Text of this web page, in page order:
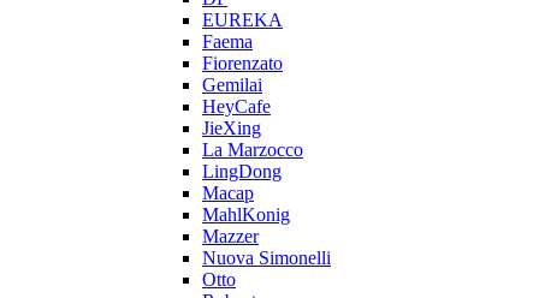
EUREKA
Faema
Fiorenzato
Gemilai
HeyCafe
JieXing
La Marzocco
LingDong
Macap
MahlKonig
Mazzer
Nuova Simonelli
Otto